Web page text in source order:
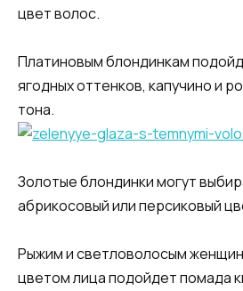
цвет волос.
Платиновым блондинкам
ягодных оттенков, капучино и
тона.
Золотые блондинки могут
абрикосовый или персиковый
Рыжим и светловолосым
цветом лица подойдет помада